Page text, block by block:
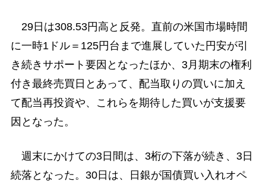
29日は308.53円高と反発。直前の米国市場時間
に一時1ドル＝125円台まで進展していた円安が引
き続きサポート要因となったほか、3月期末の権利
付き最終売買日とあって、配当取りの買いに加え
て配当再投資や、これらを期待した買いが支援要
因となった。
週末にかけての3日間は、3桁の下落が続き、3日
続落となった。30日は、日銀が国債買い入れオペ